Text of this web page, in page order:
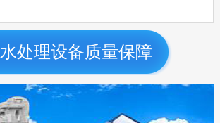
水处理设备质量保障